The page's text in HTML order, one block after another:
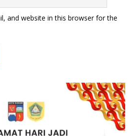
and website in this browser for the